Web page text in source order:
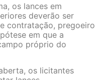
os lances em
deverão ser
contratação, pregoeiro
em que a
próprio do
os licitantes